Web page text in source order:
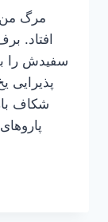
افتاد.
سفیدش را
پذیرایی
شکاف